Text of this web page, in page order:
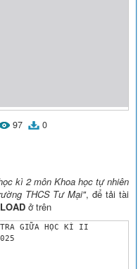
97 0
kì 2 môn Khoa học tự nhiên
THCS Tư Mại", để tải tài
ở trên
TRA GIỮA HỌC KÌ II